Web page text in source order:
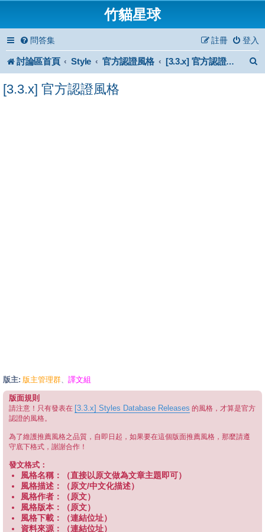
竹貓星球
問答集 登入
註冊
討論區首頁 Style 官方認證風格 [3.3.x] 官方認證風格
[3.3.x] 官方認證風格
版主: 版主管理群、 譯文組
版面規則
請注意！只有發表在 [3.3.x] Styles Database Releases 的風格，才算是官方
認證的風格。
為了維護推薦風格之品質，自即日起，如果要在這個版面推薦風格，那麼請遵
守底下格式，謝謝合作！
發文格式：
風格名稱：（直接以原文做為文章主題即可）
風格描述：（原文/中文化描述）
風格作者：（原文）
風格版本：（原文）
風格下載：（連結位址）
資料來源：（連結位址）